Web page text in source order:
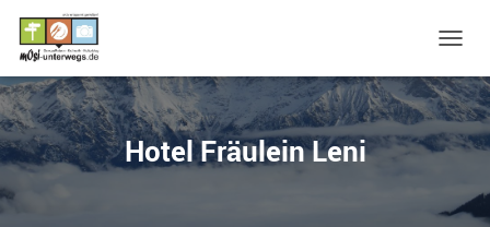
Hotel Fräulein Leni